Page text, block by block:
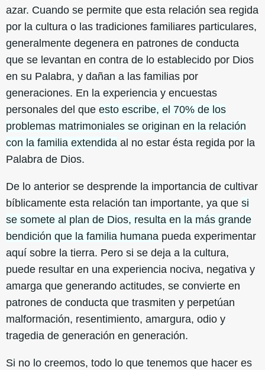
azar. Cuando se permite que esta relación sea regida
por la cultura o las tradiciones familiares particulares,
generalmente degenera en patrones de conducta
que se levantan en contra de lo establecido por Dios
en su Palabra, y dañan a las familias por
generaciones. En la experiencia y encuestas
personales del que esto escribe, el 70% de los
problemas matrimoniales se originan en la relación
con la familia extendida al no estar ésta regida por la
Palabra de Dios.
De lo anterior se desprende la importancia de cultivar
bíblicamente esta relación tan importante, ya que si
se somete al plan de Dios, resulta en la más grande
bendición que la familia humana pueda experimentar
aquí sobre la tierra. Pero si se deja a la cultura,
puede resultar en una experiencia nociva, negativa y
amarga que generando actitudes, se convierte en
patrones de conducta que trasmiten y perpetúan
malformación, resentimiento, amargura, odio y
tragedia de generación en generación.
Si no lo creemos, todo lo que tenemos que hacer es